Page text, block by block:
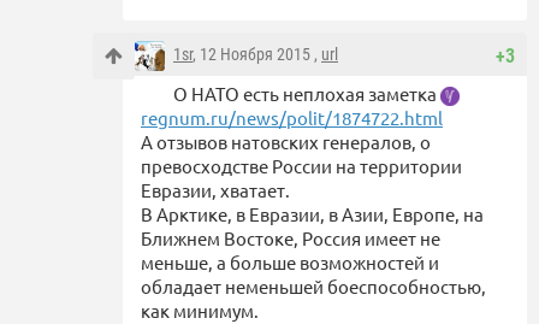
+3
1sr, 12 Ноября 2015 , url
О НАТО есть неплохая заметка
regnum.ru/news/polit/1874722.html
А отзывов натовских генералов, о
превосходстве России на территории
Евразии, хватает.
В Арктике, в Евразии, в Азии, Европе, на
Ближнем Востоке, Россия имеет не
меньше, а больше возможностей и
обладает неменьшей боеспособностью,
как минимум.